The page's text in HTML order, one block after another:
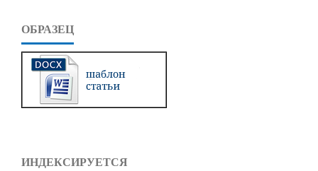
ОБРАЗЕЦ
ИНДЕКСИРУЕТСЯ